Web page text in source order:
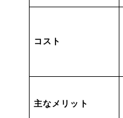
コスト
主なメリット